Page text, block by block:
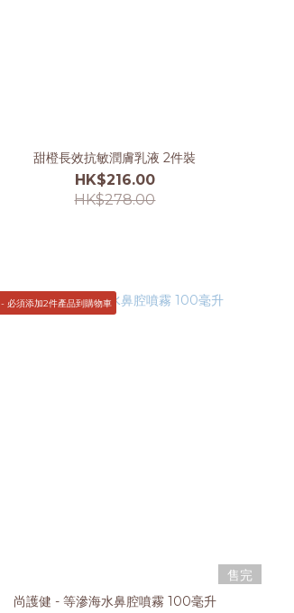
甜橙長效抗敏潤膚乳液 2件裝
HK$216.00
HK$278.00
- 必須添加2件產品到購物車
售完
尚護健 - 等滲海水鼻腔噴霧 100毫升